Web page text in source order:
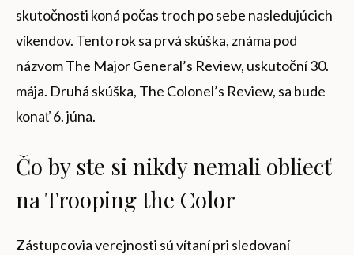
skutočnosti koná počas troch po sebe nasledujúcich
víkendov. Tento rok sa prvá skúška, známa pod
názvom The Major General’s Review, uskutoční 30.
mája. Druhá skúška, The Colonel’s Review, sa bude
konať 6. júna.
Čo by ste si nikdy nemali obliecť
na Trooping the Color
Zástupcovia verejnosti sú vítaní pri sledovaní